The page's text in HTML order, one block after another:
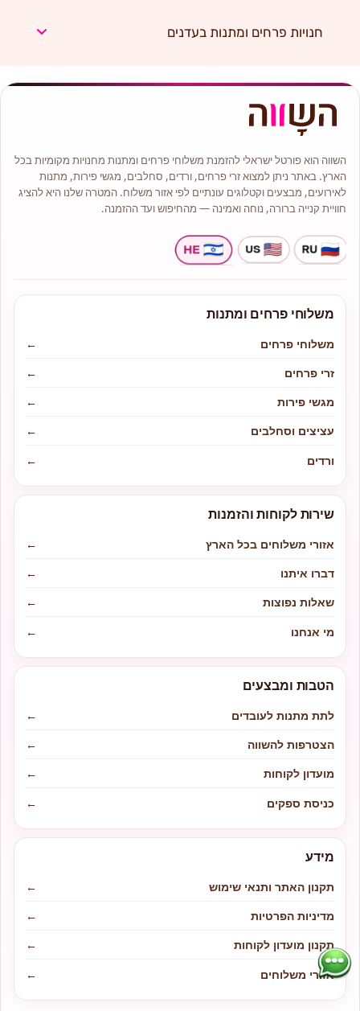
חנויות פרחים ומתנות בעדנים
השווה הוא פורטל ישראלי להזמנת משלוחי פרחים ומתנות מחנויות מקומיות בכל
הארץ. באתר ניתן למצוא זרי פרחים, ורדים, סחלבים, מגשי פירות, מתנות
לאירועים, מבצעים וקטלוגים עונתיים לפי אזור משלוח. המטרה שלנו היא להציג
חוויית קנייה ברורה, נוחה ואמינה — מהחיפוש ועד ההזמנה.
משלוחי פרחים ומתנות
משלוחי פרחים
←
זרי פרחים
←
מגשי פירות
←
עציצים וסחלבים
←
ורדים
←
שירות לקוחות והזמנות
אזורי משלוחים בכל הארץ
←
דברו איתנו
←
שאלות נפוצות
←
מי אנחנו
←
הטבות ומבצעים
לתת מתנות לעובדים
←
הצטרפות להשווה
←
מועדון לקוחות
←
כניסת ספקים
←
מידע
תקנון האתר ותנאי שימוש
←
מדיניות הפרטיות
←
תקנון מועדון לקוחות
←
אזורי משלוחים
←